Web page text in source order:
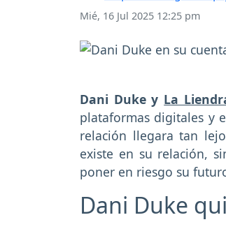
Mié, 16 Jul 2025 12:25 pm
Dani Duke y La
plataformas digitales y
relación llegara tan
existe en su relación,
poner en riesgo su
Dani Duke